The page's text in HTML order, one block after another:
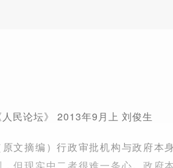
人民论坛》 2013年9月上 刘俊生
原文摘编）行政审批机构与政府
，但现实中二者很难一条心。政府